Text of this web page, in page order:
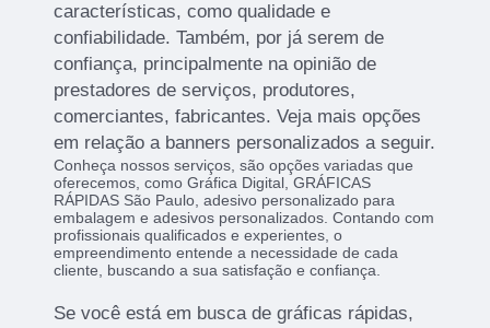
características, como qualidade e
confiabilidade. Também, por já serem de
confiança, principalmente na opinião de
prestadores de serviços, produtores,
comerciantes, fabricantes. Veja mais opções
em relação a banners personalizados a seguir.
Conheça nossos serviços, são opções variadas que
oferecemos, como Gráfica Digital, GRÁFICAS
RÁPIDAS São Paulo, adesivo personalizado para
embalagem e adesivos personalizados. Contando com
profissionais qualificados e experientes, o
empreendimento entende a necessidade de cada
cliente, buscando a sua satisfação e confiança.
Se você está em busca de gráficas rápidas,